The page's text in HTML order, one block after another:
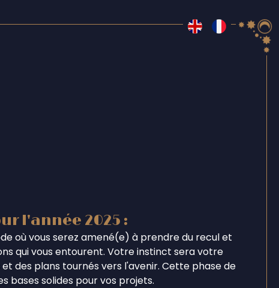
l'année 2025 :
où vous serez amené(e) à prendre du recul et
qui vous entourent. Votre instinct sera votre
des plans tournés vers l'avenir. Cette phase de
bases solides pour vos projets.